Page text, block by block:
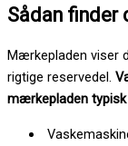
Sådan finder
Mærkepladen viser
rigtige reservedel.
mærkepladen typisk